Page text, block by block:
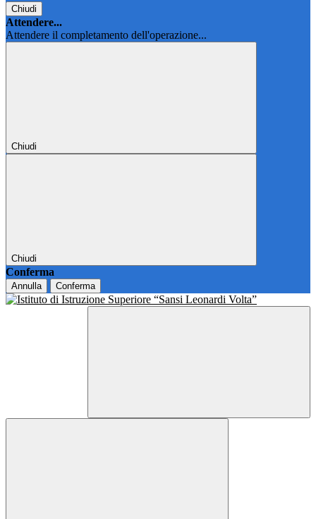
Chiudi
Attendere...
Attendere il completamento dell'operazione...
Chiudi
Chiudi
Conferma
Annulla Conferma